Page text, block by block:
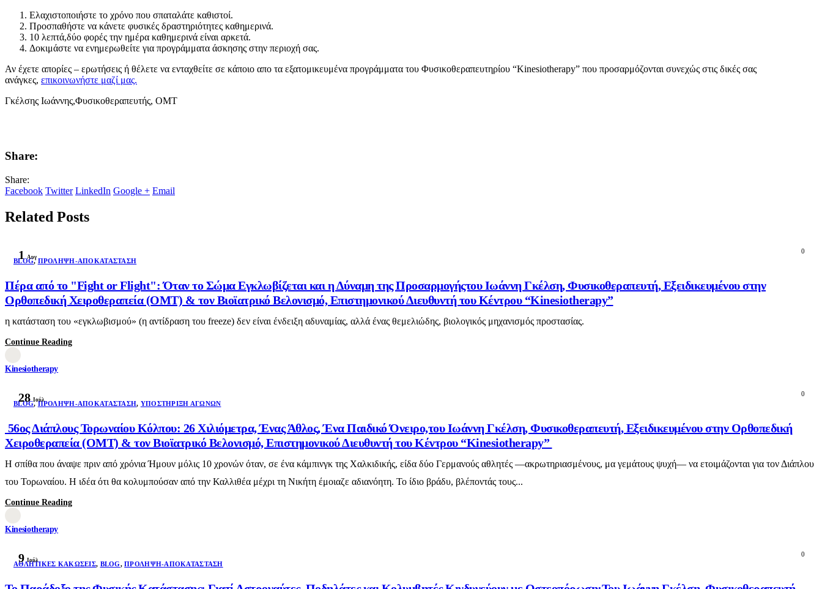
Ελαχιστοποιήστε το χρόνο που σπαταλάτε καθιστοί.
Προσπαθήστε να κάνετε φυσικές δραστηριότητες καθημερινά.
10 λεπτά,δύο φορές την ημέρα καθημερινά είναι αρκετά.
Δοκιμάστε να ενημερωθείτε για προγράμματα άσκησης στην περιοχή σας.
Αν έχετε απορίες – ερωτήσεις ή θέλετε να ενταχθείτε σε κάποιο απο τα εξατομικευμένα προγράμματα του Φυσικοθεραπευτηρίου “Kinesiotherapy” που προσαρμόζονται συνεχώς στις δικές σας
ανάγκες, επικοινωνήστε μαζί μας.
Γκέλσης Ιωάννης,Φυσικοθεραπευτής, ΟΜΤ
Share:
Share:
Facebook Twitter LinkedIn Google + Email
Related Posts
1 Αυγ
0
BLOG,ΠΡΌΛΗΨΗ-ΑΠΟΚΑΤΆΣΤΑΣΗ
Πέρα από το "Fight or Flight": Όταν το Σώμα Εγκλωβίζεται και η Δύναμη της Προσαρμογήςτου Ιωάννη Γκέλση, Φυσικοθεραπευτή, Εξειδικευμένου στην
Ορθοπεδική Χειροθεραπεία (OMT) & τον Βιοϊατρικό Βελονισμό, Επιστημονικού Διευθυντή του Κέντρου “Kinesiotherapy”
η κατάσταση του «εγκλωβισμού» (η αντίδραση του freeze) δεν είναι ένδειξη αδυναμίας, αλλά ένας θεμελιώδης, βιολογικός μηχανισμός προστασίας.
Continue Reading
Kinesiotherapy
28 Ιούλ
0
BLOG,ΠΡΌΛΗΨΗ-ΑΠΟΚΑΤΆΣΤΑΣΗ, ΥΠΟΣΤΉΡΙΞΗ ΑΓΏΝΩΝ
56ος Διάπλους Τορωναίου Κόλπου: 26 Χιλιόμετρα, Ένας Άθλος, Ένα Παιδικό Όνειρο,του Ιωάννη Γκέλση, Φυσικοθεραπευτή, Εξειδικευμένου στην Ορθοπεδική
Χειροθεραπεία (OMT) & τον Βιοϊατρικό Βελονισμό, Επιστημονικού Διευθυντή του Κέντρου “Kinesiotherapy”
Η σπίθα που άναψε πριν από χρόνια Ήμουν μόλις 10 χρονών όταν, σε ένα κάμπινγκ της Χαλκιδικής, είδα δύο Γερμανούς αθλητές —ακρωτηριασμένους, μα γεμάτους ψυχή— να ετοιμάζονται για τον Διάπλου
του Τορωναίου. Η ιδέα ότι θα κολυμπούσαν από την Καλλιθέα μέχρι τη Νικήτη έμοιαζε αδιανόητη. Το ίδιο βράδυ, βλέποντάς τους...
Continue Reading
Kinesiotherapy
9 Ιούλ
0
AΘΛΗΤΙΚΈΣ ΚΑΚΏΣΕΙΣ, BLOG,ΠΡΌΛΗΨΗ-ΑΠΟΚΑΤΆΣΤΑΣΗ